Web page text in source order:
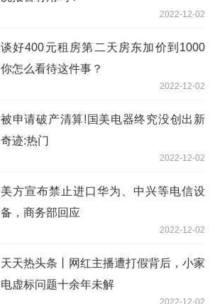
2022-12-02
谈好400元租房第二天房东加价到1000
你怎么看待这件事？
2022-12-02
被申请破产清算!国美电器终究没创出新
奇迹:热门
2022-12-02
美方宣布禁止进口华为、中兴等电信设
备，商务部回应
2022-12-02
天天热头条丨网红主播遭打假背后，小家
电虚标问题十余年未解
2022-12-02